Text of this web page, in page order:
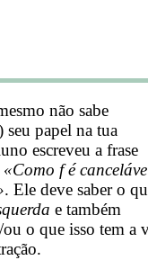
não sabe
papel na tua
escreveu a frase
«Como f é
. Ele deve saber o
e também
o que isso tem a